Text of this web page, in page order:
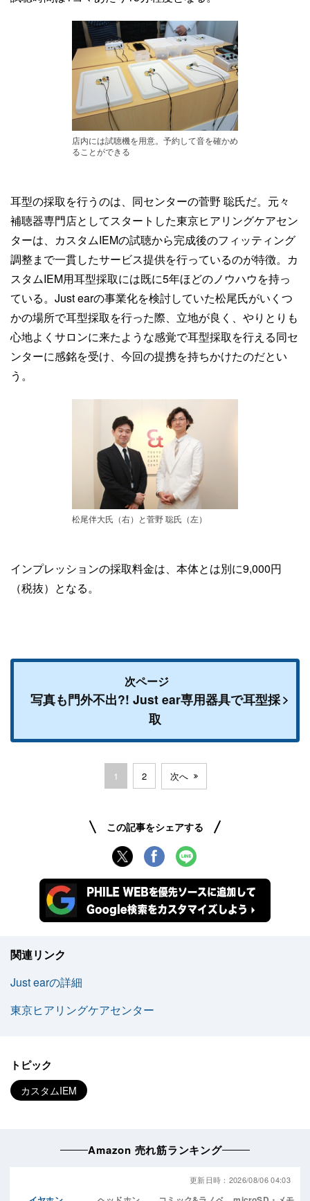
店内には試聴機を用意。予約して音を確かめ
ることができる
耳型の採取を行うのは、同センターの菅野 聡氏だ。元々
補聴器専門店としてスタートした東京ヒアリングケアセン
ターは、カスタムIEMの試聴から完成後のフィッティング
調整まで一貫したサービス提供を行っているのが特徴。カ
スタムIEM用耳型採取には既に5年ほどのノウハウを持っ
ている。Just earの事業化を検討していた松尾氏がいくつ
かの場所で耳型採取を行った際、立地が良く、やりとりも
心地よくサロンに来たような感覚で耳型採取を行える同セ
ンターに感銘を受け、今回の提携を持ちかけたのだとい
う。
松尾伴大氏（右）と菅野 聡氏（左）
インプレッションの採取料金は、本体とは別に9,000円
（税抜）となる。
次ページ
写真も門外不出?! Just ear専用器具で耳型採
取
1 2 次へ
この記事をシェアする
関連リンク
Just earの詳細
東京ヒアリングケアセンター
トピック
カスタムIEM